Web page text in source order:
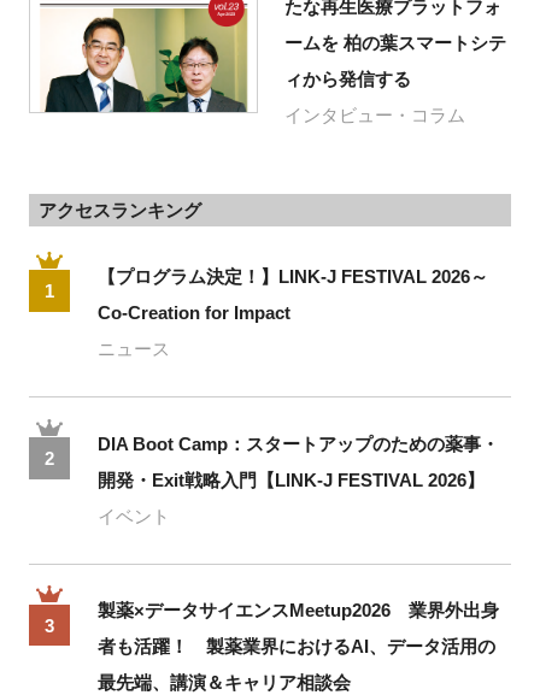
たな再生医療プラットフォ
ームを 柏の葉スマートシテ
ィから発信する
インタビュー・コラム
アクセスランキング
1
【プログラム決定！】LINK-J FESTIVAL 2026～
Co-Creation for Impact
ニュース
2
DIA Boot Camp：スタートアップのための薬事・
開発・Exit戦略入門【LINK-J FESTIVAL 2026】
イベント
3
製薬×データサイエンスMeetup2026 業界外出身
者も活躍！ 製薬業界におけるAI、データ活用の
最先端、講演＆キャリア相談会